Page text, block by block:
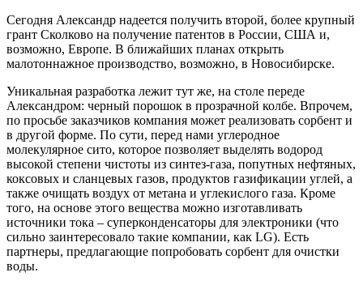
Сегодня Александр надеется получить второй, более крупный
грант Сколково на получение патентов в России, США и,
возможно, Европе. В ближайших планах открыть
малотоннажное производство, возможно, в Новосибирске.
Уникальная разработка лежит тут же, на столе переде
Александром: черный порошок в прозрачной колбе. Впрочем,
по просьбе заказчиков компания может реализовать сорбент и
в другой форме. По сути, перед нами углеродное
молекулярное сито, которое позволяет выделять водород
высокой степени чистоты из синтез-газа, попутных нефтяных,
коксовых и сланцевых газов, продуктов газификации углей, а
также очищать воздух от метана и углекислого газа. Кроме
того, на основе этого вещества можно изготавливать
источники тока – суперконденсаторы для электроники (что
сильно заинтересовало такие компании, как LG). Есть
партнеры, предлагающие попробовать сорбент для очистки
воды.